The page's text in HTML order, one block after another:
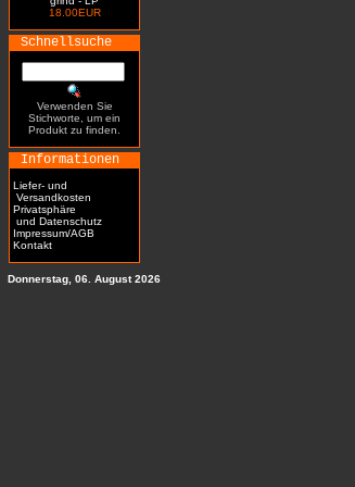
18.00EUR
Schnellsuche
Verwenden Sie
Stichworte, um ein
Produkt zu finden.
Informationen
Liefer- und
Versandkosten
Privatsphäre
und Datenschutz
Impressum/AGB
Kontakt
Donnerstag, 06. August 2026